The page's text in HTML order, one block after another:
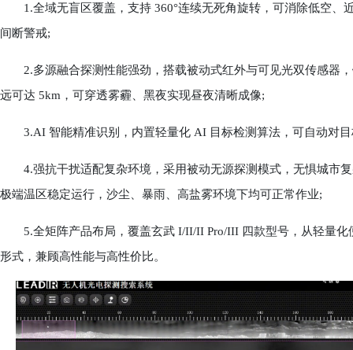
1.全域无盲区覆盖，支持 360°连续无死角旋转，可消除低空、
间断警戒;
2.多源融合探测性能强劲，搭载被动式红外与可见光双传感器
远可达 5km，可穿透雾霾、黑夜实现昼夜清晰成像;
3.AI 智能精准识别，内置轻量化 AI 目标检测算法，可自动对目
4.强抗干扰适配复杂环境，采用被动无源探测模式，无惧城市
极端温区稳定运行，沙尘、暴雨、高盐雾环境下均可正常作业;
5.全矩阵产品布局，覆盖玄武 I/II/II Pro/III 四款型号，从轻量化
形式，兼顾高性能与高性价比。